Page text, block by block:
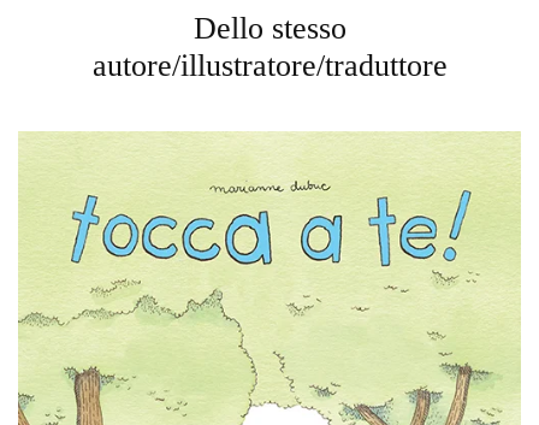
Dello stesso
autore/illustratore/traduttore